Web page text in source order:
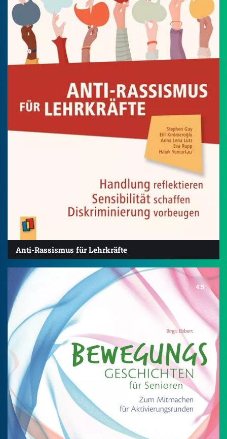
Anti-Rassismus für Lehrkräfte
4.5